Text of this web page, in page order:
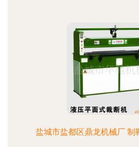
盐城市盐都区鼎龙机械厂 制